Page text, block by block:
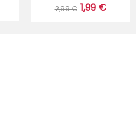
2,99 € 1,99 €